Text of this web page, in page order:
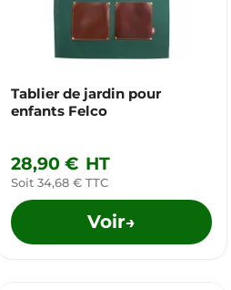
Tablier de jardin pour
enfants Felco
28,90 € HT
Soit 34,68 € TTC
Voir→